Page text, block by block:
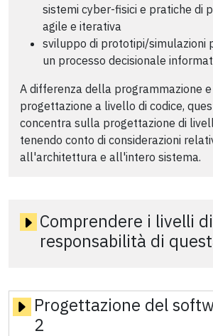
sistemi cyber-fisici e pratiche di
agile e iterativa
sviluppo di prototipi/simulazioni
un processo decisionale
A differenza della programmazione
progettazione a livello di codice,
concentra sulla progettazione di
tenendo conto di considerazioni
all'architettura e all'intero sistema.
Comprendere i livelli di
responsabilità di
Progettazione del
2